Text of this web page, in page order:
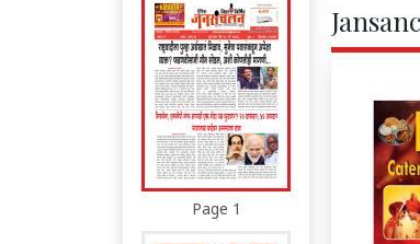
Page 1